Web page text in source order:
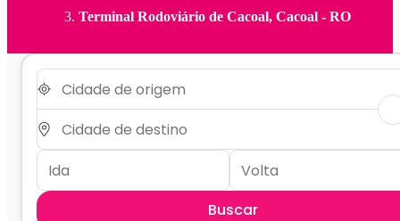
Terminal Rodoviário de Cacoal, Cacoal - RO
Buscar